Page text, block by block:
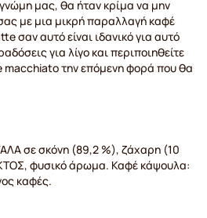
μας, θα ήταν κρίμα να μην
με μια μικρή παραλλαγή καφέ
σαν αυτό είναι ιδανικό για αυτό
για λίγο και περιποιηθείτε
macchiato την επόμενη φορά που θα
σε σκόνη (89,2 %), ζάχαρη (10
φυσικό άρωμα. Καφέ κάψουλα:
καφές.